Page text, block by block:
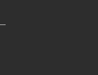
善知識的因緣，好